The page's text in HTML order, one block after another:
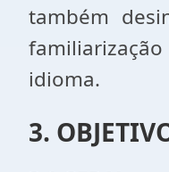
também
idioma.
3.